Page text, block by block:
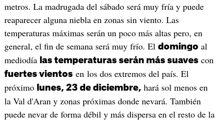
metros. La madrugada del sábado será muy fría y puede
reaparecer alguna niebla en zonas sin viento. Las
temperaturas máximas serán un poco más altas pero, en
general, el fin de semana será muy frío. El domingo al
mediodía las temperaturas serán más suavescon
fuertes vientosen los dos extremos del país. El
próximo lunes, 23 de diciembre, hará sol menos en
la Val d'Aran y zonas próximas donde nevará. También
puede nevar de forma débil y más dispersa en el resto de la